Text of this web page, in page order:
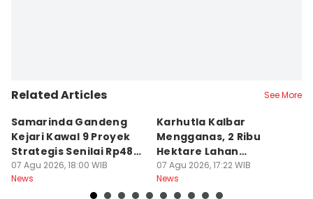
Related Articles See More
Samarinda Gandeng
Kejari Kawal 9 Proyek
Strategis Senilai Rp48
Miliar
07 Agu 2026, 18:00 WIB
News
Karhutla Kalbar
Mengganas, 2 Ribu
Hektare Lahan
Terbakar saat Kemarau
07 Agu 2026, 17:22 WIB
News